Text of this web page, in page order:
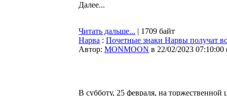
Далее...
Читать дальше... | 1709 байт
Нарва : Почетные знаки Нарвы получат
Автор: MONMOON в 22/02/2023 07:10:00
В субботу, 25 февраля, на